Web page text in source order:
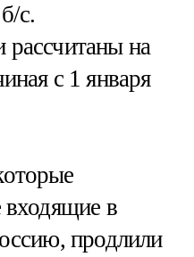
с.
на
с 1 января
входящие в
продлили